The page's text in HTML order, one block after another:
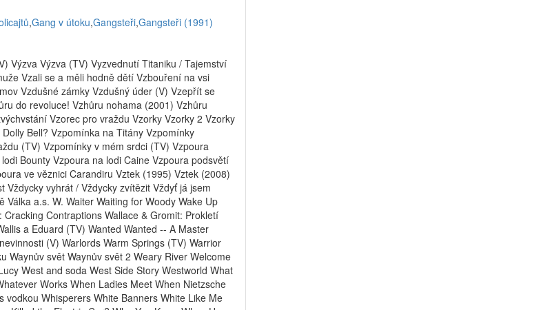
,Gang v útoku,Gangsteři,Gangsteři (1991)
Výzva Výzva (TV) Vyzvednutí Titaniku / Tajemství
Vzali se a měli hodně dětí Vzbouření na vsi
Vzdušné zámky Vzdušný úder (V) Vzepřít se
do revoluce! Vzhůru nohama (2001) Vzhůru
Vzorec pro vraždu Vzorky Vzorky 2 Vzorky
Bell? Vzpomínka na Titány Vzpomínky
(TV) Vzpomínky v mém srdci (TV) Vzpoura
Bounty Vzpoura na lodi Caine Vzpoura podsvětí
ve věznici Carandiru Vztek (1995) Vztek (2008)
vyhrát / Vždycky zvítězit Vždyť já jsem
a.s. W. Waiter Waiting for Woody Wake Up
Contraptions Wallace & Gromit: Prokletí
a Eduard (TV) Wanted Wanted -- A Master
(V) Warlords Warm Springs (TV) Warrior
Waynův svět Waynův svět 2 Weary River Welcome
West and soda West Side Story Westworld What
Works When Ladies Meet When Nietzsche
Whisperers White Banners White Like Me